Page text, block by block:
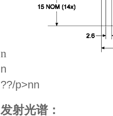
n
n
??/p>nn
发射光谱：